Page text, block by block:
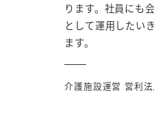
ります。社員にも
として運用したい
ます。
介護施設運営 営利法